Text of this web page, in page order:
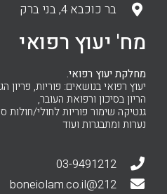
בר כוכבא 4, בני ברק
מח' יעוץ רפואי
מחלקת יעוץ רפואי.
יעוץ רפואי בנושאים: פוריות, פריון
הריון בסיכון ורפואת העובר,
גנטיקה שימור פוריות לחולי/חולות
נערות ומתבגרות ועוד
03-9491212
212@boneiolam.co.il